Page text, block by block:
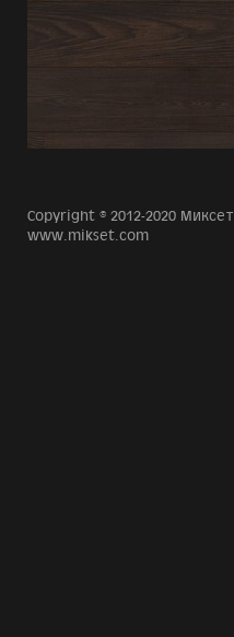
Copyright © 2012-2020 Миксет
www.mikset.com